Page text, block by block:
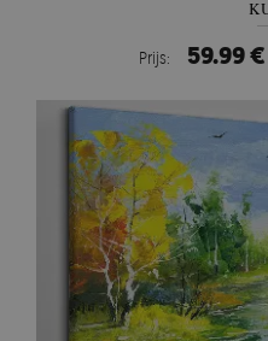
Prijs: 59.99 €